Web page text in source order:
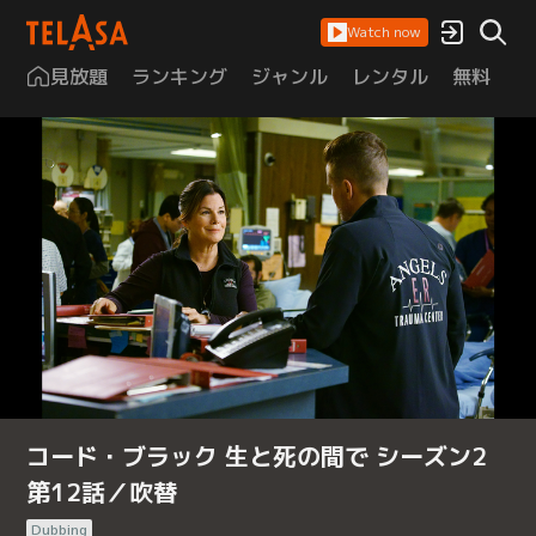
Watch now
見放題 ランキング ジャンル レンタル 無料
コード・ブラック 生と死の間で シーズン2
第12話／吹替
Dubbing